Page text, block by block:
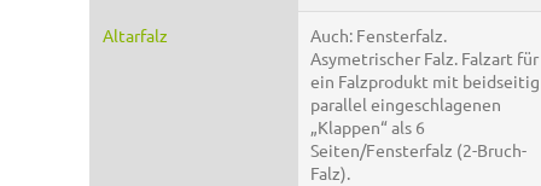
Altarfalz
Auch: Fensterfalz.
Asymetrischer Falz. Falzart für
ein Falzprodukt mit beidseitig
parallel eingeschlagenen
„Klappen“ als 6
Seiten/Fensterfalz (2-Bruch-
Falz).